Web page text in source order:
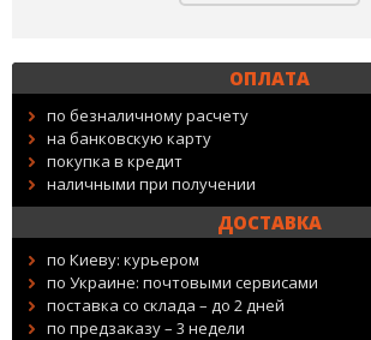
ОПЛАТА
по безналичному расчету
на банковскую карту
покупка в кредит
наличными при получении
ДОСТАВКА
по Киеву: курьером
по Украине: почтовыми сервисами
поставка со склада – до 2 дней
по предзаказу – 3 недели